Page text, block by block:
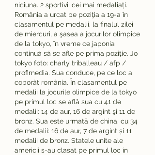
niciuna. 2 sportivii cei mai medaliați.
România a urcat pe poziţia a 19-a în
clasamentul pe medalii, la finalul zilei
de miercuri, a şasea a jocurilor olimpice
de la tokyo, în vreme ce japonia
continuă să se afle pe prima poziție. Jo
tokyo foto: charly triballeau / afp /
profimedia. Sua conduce, pe ce loc a
coborât românia. În clasamentul pe
medalii la jocurile olimpice de la tokyo
pe primul loc se află sua cu 41 de
medalii: 14 de aur, 16 de argint şi 11 de
bronz. Sua este urmată de china, cu 34
de medalii: 16 de aur, 7 de argint și 11
medalii de bronz. Statele unite ale
americii s-au clasat pe primul loc în